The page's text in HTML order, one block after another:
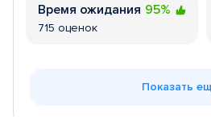
Время ожидания 95%
715 оценок
Показать